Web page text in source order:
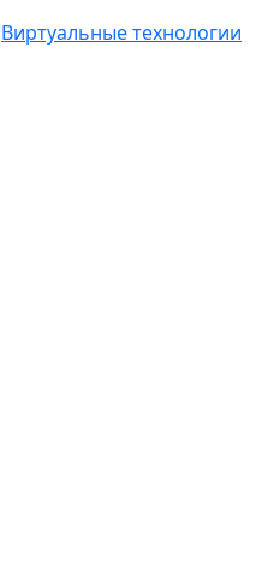
Виртуальные технологии